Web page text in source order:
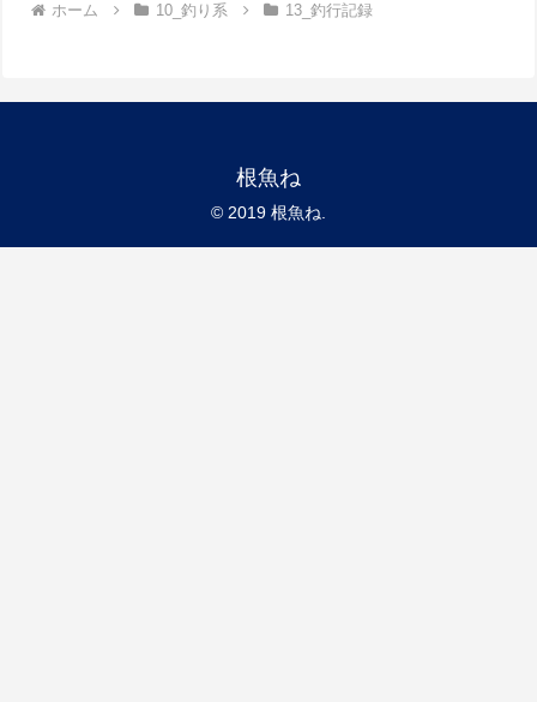
ホーム 10_釣り系 13_釣行記録
根魚ね
© 2019 根魚ね.